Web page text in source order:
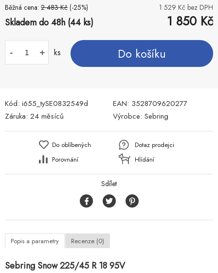
Běžná cena: 2 483 Kč (-25%) 1 529 Kč bez DPH
Skladem do 48h (44 ks) 1 850 Kč
- + ks Do košíku
Kód: i655_tySE0832549d EAN: 3528709620277
Záruka: 24 měsíců Výrobce: Sebring
Do oblíbených
Porovnání
Dotaz prodejci
Hlídání
Sdílet
Popis a parametry Recenze (0)
Sebring Snow 225/45 R 18 95V